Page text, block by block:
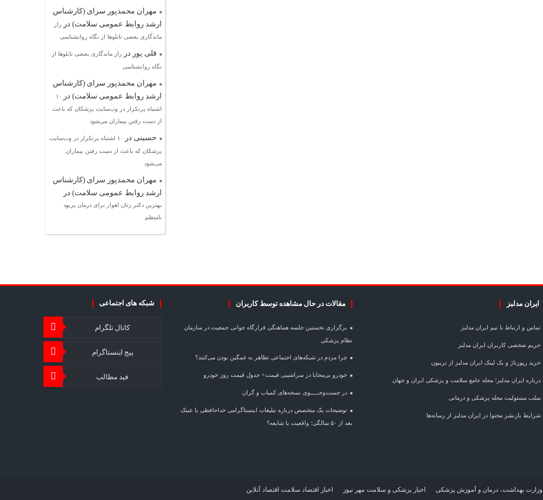
مهران محمدپور سرای (کارشناس
ارشد روابط عمومی سلامت) در
راز
ماندگاری بعضی تابلوها از نگاه روانشناسی
قلی پور در
راز ماندگاری بعضی تابلوها از
نگاه روانشناسی
مهران محمدپور سرای (کارشناس
ارشد روابط عمومی سلامت) در
۱۰
اشتباه پرتکرار در وب‌سایت پزشکان که باعث
از دست رفتن بیماران می‌شود
حسینی در
۱۰ اشتباه پرتکرار در وب‌سایت
پزشکان که باعث از دست رفتن بیماران
می‌شود
مهران محمدپور سرای (کارشناس
ارشد روابط عمومی سلامت) در
بهترین دکتر زنان اهواز برای درمان پریود
نامنظم
ایران مدلبز
تماس و ارتباط با تیم ایران مدلبز
حریم شخصی کاربران ایران مدلبز
خرید رپورتاژ و بک لینک ایران مدلبز از تریبون
درباره ایران مدلبز؛ مجله جامع سلامت و پزشکی ایران و جهان
سلب مسئولیت مجله پزشکی و درمانی
شرایط بازنشر محتوا در ایران مدلبز از رسانه‌ها
مقالات در حال مشاهده توسط کاربران
برگزاری نخستین جلسه هماهنگی قرارگاه جوانی جمعیت در سازمان
نظام پزشکی
چرا مردم در شبکه‌های اجتماعی تظاهر به غمگین بودن می‌کنند؟
خودرو بی‌محابا در سراشیبی قیمت+ جدول قیمت روز خودرو
در جست‌وجـــــوی نسخه‌های کمیاب و گران
توضیحات یک متخصص درباره تبلیغات اینستاگرامی خداحافظی با عینک
بعد از ۵۰ سالگی؛ واقعیت یا شایعه؟
شبکه های اجتماعی
کانال تلگرام
پیج اینستاگرام
فید مطالب
وزارت بهداشت، درمان و آموزش پزشکی اخبار پزشکی و سلامت مهر نیوز اخبار اقتصاد سلامت اقتصاد آنلاین